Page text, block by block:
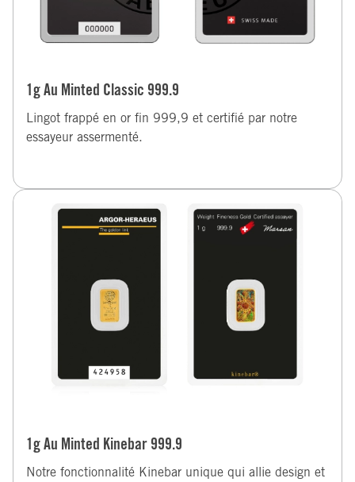
1g Au Minted Classic 999.9
Lingot frappé en or fin 999,9 et certifié par notre
essayeur assermenté.
1g Au Minted Kinebar 999.9
Notre fonctionnalité Kinebar unique qui allie design et